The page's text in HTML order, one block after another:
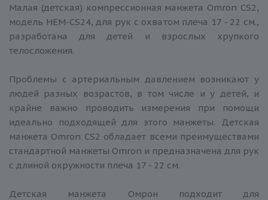
Малая (детская) компрессионная манжета Omron CS2,
модель HEM-CS24, для рук с охватом плеча 17 - 22 см.,
разработана для детей и взрослых хрупкого
телосложения.
Проблемы с артериальным давлением возникают у
людей разных возрастов, в том числе и у детей, и
крайне важно проводить измерения при помощи
идеально подходящей для этого манжеты. Детская
манжета Omron CS2 обладает всеми преимуществами
стандартной манжеты Omron и предназначена для рук
с длиной окружности плеча 17 - 22 см.
Детская манжета Омрон подходит для